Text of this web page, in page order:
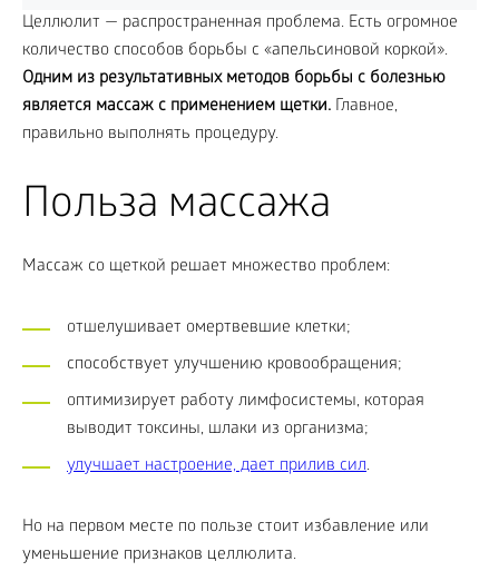
Целлюлит — распространенная проблема. Есть огромное
количество способов борьбы с «апельсиновой коркой».
Одним из результативных методов борьбы с болезнью
является массаж с применением щетки. Главное,
правильно выполнять процедуру.
Польза массажа
Массаж со щеткой решает множество проблем:
отшелушивает омертвевшие клетки;
способствует улучшению кровообращения;
оптимизирует работу лимфосистемы, которая
выводит токсины, шлаки из организма;
улучшает настроение, дает прилив сил.
Но на первом месте по пользе стоит избавление или
уменьшение признаков целлюлита.